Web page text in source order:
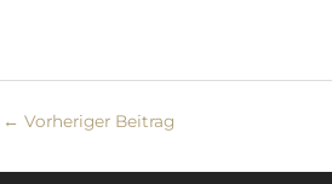
← Vorheriger Beitrag